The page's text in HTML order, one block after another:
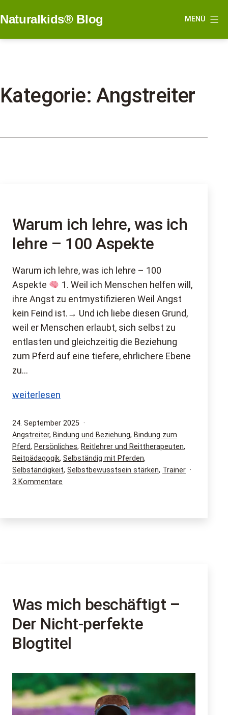
Inhalt
Naturalkids® Blog MENÜ
Kategorie: Angstreiter
Warum ich lehre, was ich
lehre – 100 Aspekte
Warum ich lehre, was ich lehre – 100
Aspekte
1. Weil ich Menschen helfen will,
ihre Angst zu entmystifizieren Weil Angst
kein Feind ist.→ Und ich liebe diesen Grund,
weil er Menschen erlaubt, sich selbst zu
entlasten und gleichzeitig die Beziehung
zum Pferd auf eine tiefere, ehrlichere Ebene
zu…
Warum
lehre,
was
ich
lehre
–
weiterlesen
Veröffentlicht
am
24. September 2025
Kategorisiert
als
Angstreiter, Bindung und Beziehung, Bindung zum
Pferd, Persönliches, Reitlehrer und Reittherapeuten,
Reitpädagogik, Selbständig mit Pferden,
Selbständigkeit, Selbstbewusstsein stärken, Trainer
3 Kommentare
lehre,
Was mich beschäftigt –
Der Nicht-perfekte
Blogtitel